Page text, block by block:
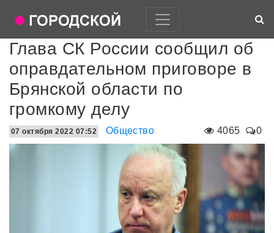
Глава СК России сообщил об
оправдательном приговоре в
Брянской области по
громкому делу
4065 0
07 октября 2022 07:52 Общество